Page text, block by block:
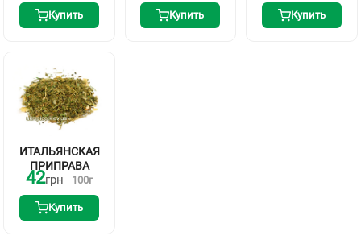
Купить Купить Купить
ИТАЛЬЯНСКАЯ
ПРИПРАВА
42грн 100г
Купить